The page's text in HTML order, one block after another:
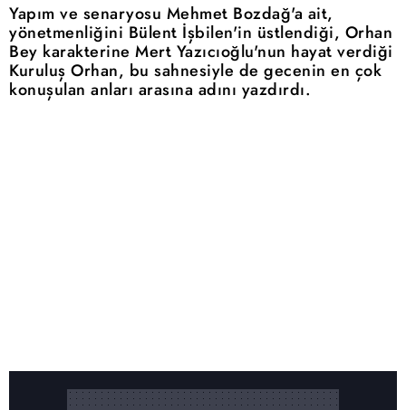
Yapım ve senaryosu Mehmet Bozdağ'a ait,
yönetmenliğini Bülent İşbilen'in üstlendiği, Orhan
Bey karakterine Mert Yazıcıoğlu'nun hayat verdiği
Kuruluş Orhan, bu sahnesiyle de gecenin en çok
konuşulan anları arasına adını yazdırdı.